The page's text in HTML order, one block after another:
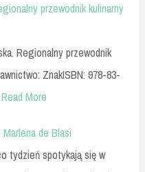
przewodnik kulinarny
Regionalny przewodnik
ZnakISBN: 978-83-
Read More
de Blasi
tydzień spotykają się w